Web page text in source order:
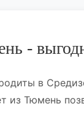
-
в
из Тюмень